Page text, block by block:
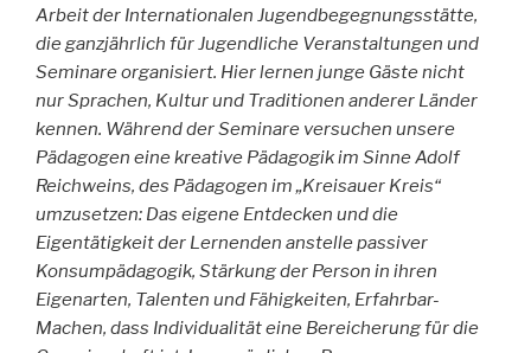
Arbeit der Internationalen Jugendbegegnungsstätte,
die ganzjährlich für Jugendliche Veranstaltungen und
Seminare organisiert. Hier lernen junge Gäste nicht
nur Sprachen, Kultur und Traditionen anderer Länder
kennen. Während der Seminare versuchen unsere
Pädagogen eine kreative Pädagogik im Sinne Adolf
Reichweins, des Pädagogen im „Kreisauer Kreis“
umzusetzen: Das eigene Entdecken und die
Eigentätigkeit der Lernenden anstelle passiver
Konsumpädagogik, Stärkung der Person in ihren
Eigenarten, Talenten und Fähigkeiten, Erfahrbar-
Machen, dass Individualität eine Bereicherung für die